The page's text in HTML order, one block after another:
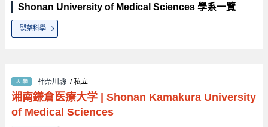
Shonan University of Medical Sciences 學系一覽
製藥科學
神奈川縣 / 私立
湘南鎌倉医療大学| Shonan Kamakura University
of Medical Sciences